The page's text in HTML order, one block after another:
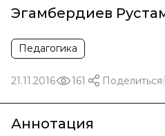
Эгамбердиев
Педагогика
21.11.2016 161 Поделиться
Аннотация